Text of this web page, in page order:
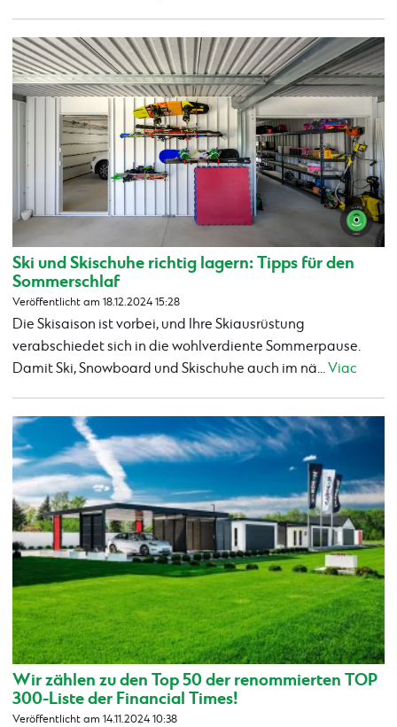
Ski und Skischuhe richtig lagern: Tipps für den
Sommerschlaf
Veröffentlicht am 18.12.2024 15:28
Die Skisaison ist vorbei, und Ihre Skiausrüstung
verabschiedet sich in die wohlverdiente Sommerpause.
Damit Ski, Snowboard und Skischuhe auch im nä...Viac
Wir zählen zu den Top 50 der renommierten TOP
300-Liste der Financial Times!
Veröffentlicht am 14.11.2024 10:38